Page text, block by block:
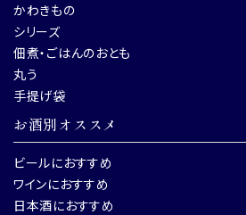
かわきもの
シリーズ
佃煮・ごはんのおとも
丸う
手提げ袋
お酒別オススメ
ビールにおすすめ
ワインにおすすめ
日本酒におすすめ